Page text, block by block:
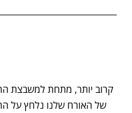
קרוב יותר, מתחת למשבצת
של האורח שלנו נלחץ על